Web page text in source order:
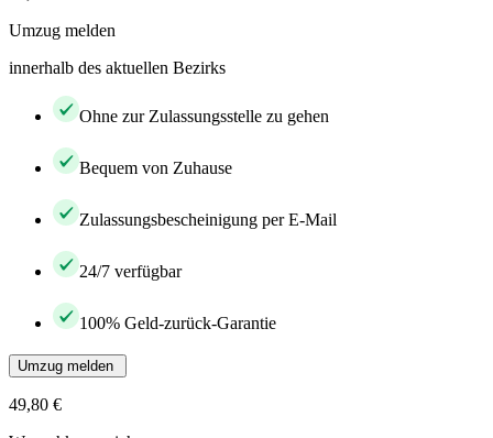
Umzug melden
innerhalb des aktuellen Bezirks
Ohne zur Zulassungsstelle zu gehen
Bequem von Zuhause
Zulassungsbescheinigung per E-Mail
24/7 verfügbar
100% Geld-zurück-Garantie
Umzug melden
49,80 €